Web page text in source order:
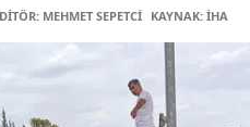
MEHMET SEPETCİ KAYNAK: İHA